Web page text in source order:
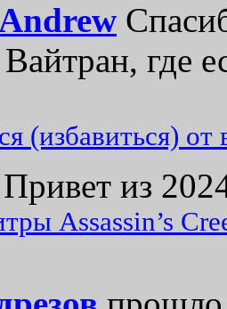
где
(избавиться)
Привет из
Assassin’s